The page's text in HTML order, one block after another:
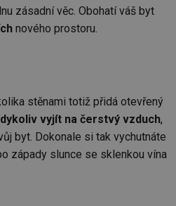
zásadní věc. Obohatí váš byt
nového prostoru.
stěnami totiž přidá otevřený
vyjít na čerstvý vzduch,
byt. Dokonale si tak vychutnáte
západy slunce se sklenkou vína